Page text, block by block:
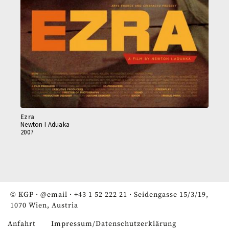
Ezra
Newton I Aduaka
2007
© KGP · @email · +43 1 52 222 21 · Seidengasse 15/3/19,
1070 Wien, Austria
Anfahrt Impressum/Datenschutzerklärung